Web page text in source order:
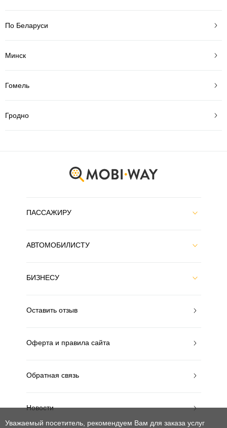
По Беларуси
Минск
Гомель
Гродно
ПАССАЖИРУ
АВТОМОБИЛИСТУ
БИЗНЕСУ
Оставить отзыв
Оферта и правила сайта
Обратная связь
Новости
Уважаемый посетитель, рекомендуем Вам для заказа услуг